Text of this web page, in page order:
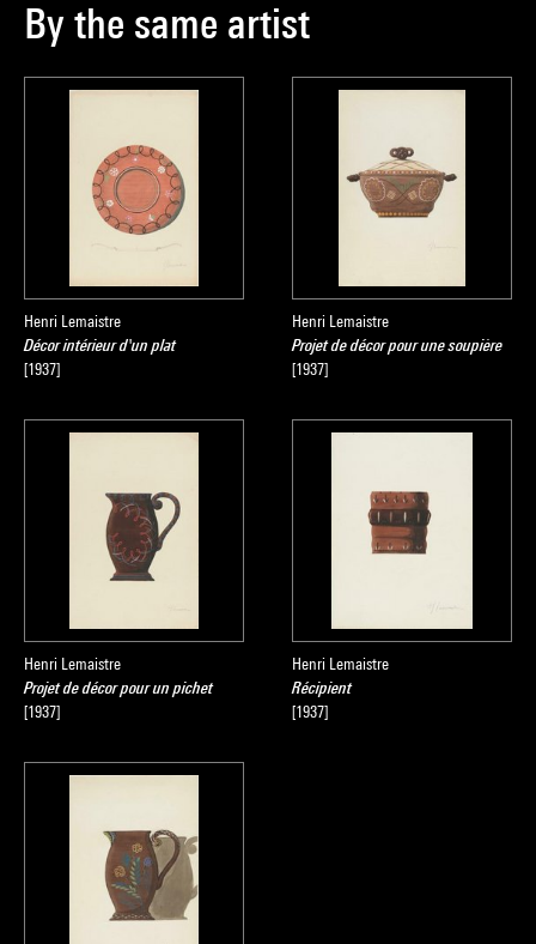
By the same artist
Henri Lemaistre
Décor intérieur d'un plat
[1937]
Henri Lemaistre
Projet de décor pour une soupière
[1937]
Henri Lemaistre
Projet de décor pour un pichet
[1937]
Henri Lemaistre
Récipient
[1937]